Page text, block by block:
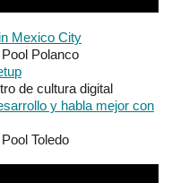
Mexico City
Polanco
de cultura digital
y habla mejor con
Toledo